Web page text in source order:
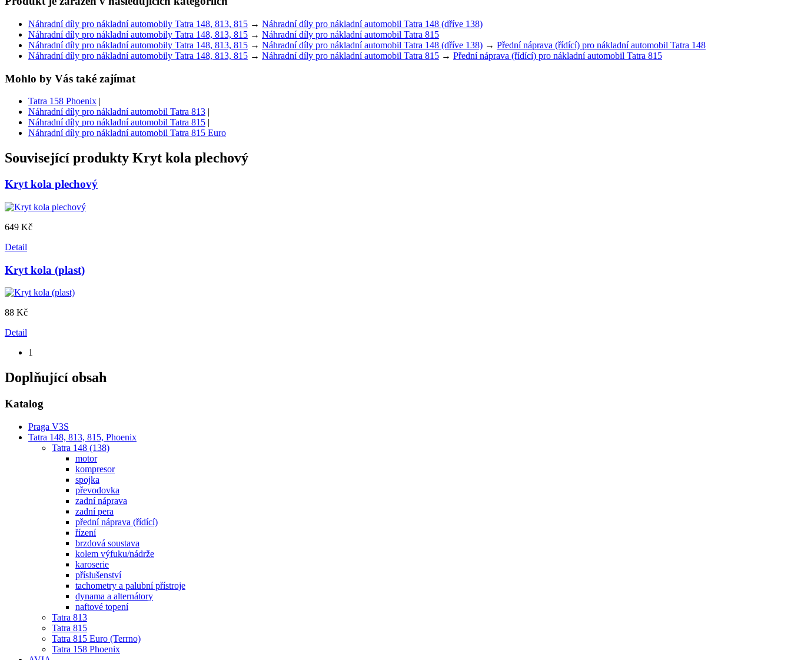
Náhradní díly pro nákladní automobily Tatra 148, 813, 815 → Náhradní díly pro nákladní automobil Tatra 148 (dříve 138)
Náhradní díly pro nákladní automobily Tatra 148, 813, 815 → Náhradní díly pro nákladní automobil Tatra 815
Náhradní díly pro nákladní automobily Tatra 148, 813, 815 → Náhradní díly pro nákladní automobil Tatra 148 (dříve 138) → Přední náprava (řídící) pro nákladní automobil Tatra 148
Náhradní díly pro nákladní automobily Tatra 148, 813, 815 → Náhradní díly pro nákladní automobil Tatra 815 → Přední náprava (řídící) pro nákladní automobil Tatra 815
Mohlo by Vás také zajímat
Tatra 158 Phoenix |
Náhradní díly pro nákladní automobil Tatra 813 |
Náhradní díly pro nákladní automobil Tatra 815 |
Náhradní díly pro nákladní automobil Tatra 815 Euro
Související produkty Kryt kola plechový
Kryt kola plechový
649 Kč
Detail
Kryt kola (plast)
88 Kč
Detail
1
Doplňující obsah
Katalog
Praga V3S
Tatra 148, 813, 815, Phoenix
Tatra 148 (138)
motor
kompresor
spojka
převodovka
zadní náprava
zadní pera
přední náprava (řídící)
řízení
brzdová soustava
kolem výfuku/nádrže
karoserie
příslušenství
tachometry a palubní přístroje
dynama a alternátory
naftové topení
Tatra 813
Tatra 815
Tatra 815 Euro (Terrno)
Tatra 158 Phoenix